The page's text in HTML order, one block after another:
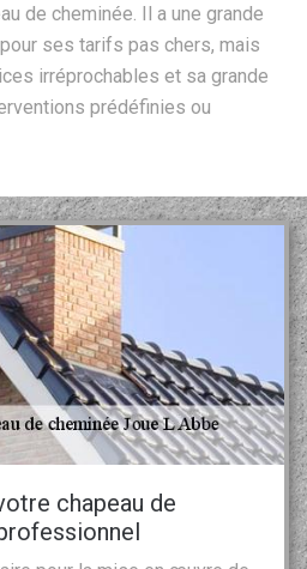
de cheminée. Il a une grande
ses tarifs pas chers, mais
irréprochables et sa grande
prédéfinies ou
chapeau de